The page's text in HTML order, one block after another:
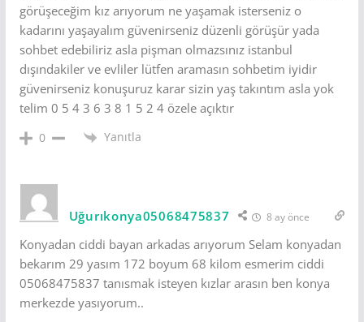
görüşeceğim kız arıyorum ne yaşamak isterseniz o
kadarını yaşayalım güvenirseniz düzenli görüşür yada
sohbet edebiliriz asla pişman olmazsınız istanbul
dışındakiler ve evliler lütfen aramasın sohbetim iyidir
güvenirseniz konuşuruz karar sizin yaş takıntım asla yok
telim 0 5 4 3 6 3 8 1 5 2 4 özele açıktır
0 Yanıtla
Uğurıkonya05068475837 8 ay önce
Konyadan ciddi bayan arkadas arıyorum Selam konyadan
bekarım 29 yasım 172 boyum 68 kilom esmerim ciddi
05068475837 tanısmak isteyen kızlar arasın ben konya
merkezde yasıyorum..